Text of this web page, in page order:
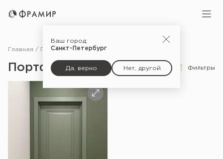
Ваш город:
Санкт-Петербург
Да, верно Нет, другой
Главная Портфолио
Портфолио Фильтры